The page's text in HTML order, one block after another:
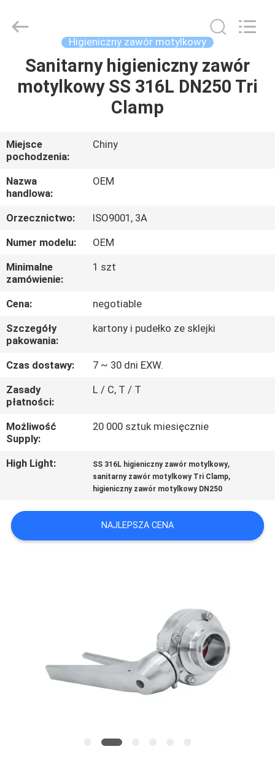
DOM
FILMY
O
NAS
WYCIECZKA
PO
FABRYCE
KONTROLA
JAKOŚCI
SKONTAKTUJ
SIĘ
Z
NAMI
POPROSIĆ
PRYWATNOŚCI
Enterprise
Management
Reserved.
Higieniczny zawór motylkowy
Sanitarny higieniczny zawór
motylkowy SS 316L DN250 Tri
Clamp
Miejsce
pochodzenia:
Chiny
Nazwa
handlowa:
OEM
Orzecznictwo:
ISO9001, 3A
Numer modelu:
OEM
Minimalne
zamówienie:
1 szt
Cena:
negotiable
Szczegóły
pakowania:
kartony i pudełko ze sklejki
Czas dostawy:
7 ~ 30 dni EXW.
Zasady
płatności:
L / C, T / T
Możliwość
Supply:
20 000 sztuk miesięcznie
High Light: SS 316L higieniczny zawór motylkowy,
sanitarny zawór motylkowy Tri Clamp,
higieniczny zawór motylkowy DN250
NAJLEPSZA CENA